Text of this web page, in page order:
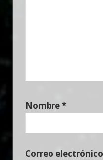
Nombre*
Correo electrónico